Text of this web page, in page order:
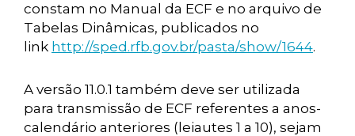
constam no Manual da ECF e no arquivo de
Tabelas Dinâmicas, publicados no
link http://sped.rfb.gov.br/pasta/show/1644.
A versão 11.0.1 também deve ser utilizada
para transmissão de ECF referentes a anos-
calendário anteriores (leiautes 1 a 10), sejam